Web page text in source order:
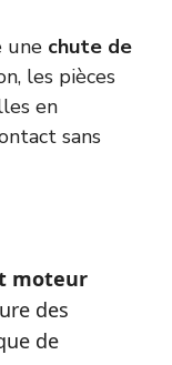
une chute de
les pièces
en
sans
moteur
des
de